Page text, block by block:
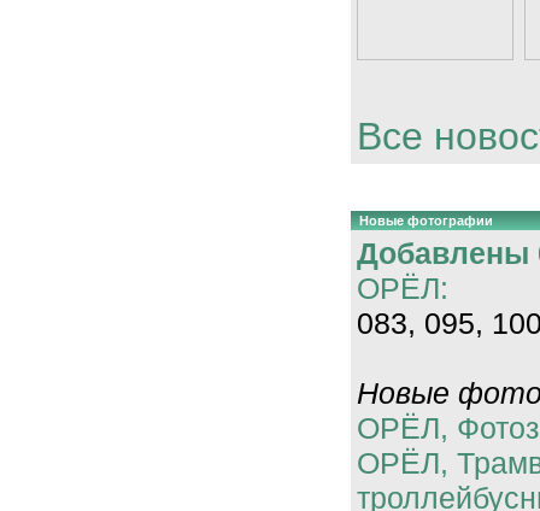
Все
Новые фотографии
Добавлены
ОРЁЛ:
083, 095,
Новые
ОРЁЛ,
ОРЁЛ,